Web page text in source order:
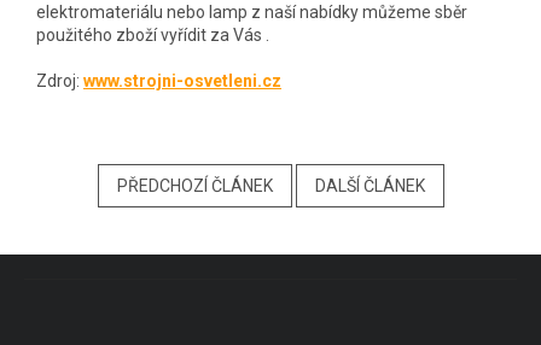
elektromateriálu nebo lamp z naší nabídky můžeme sběr
použitého zboží vyřídit za Vás .
Zdroj: www.strojni-osvetleni.cz
PŘEDCHOZÍ ČLÁNEK DALŠÍ ČLÁNEK